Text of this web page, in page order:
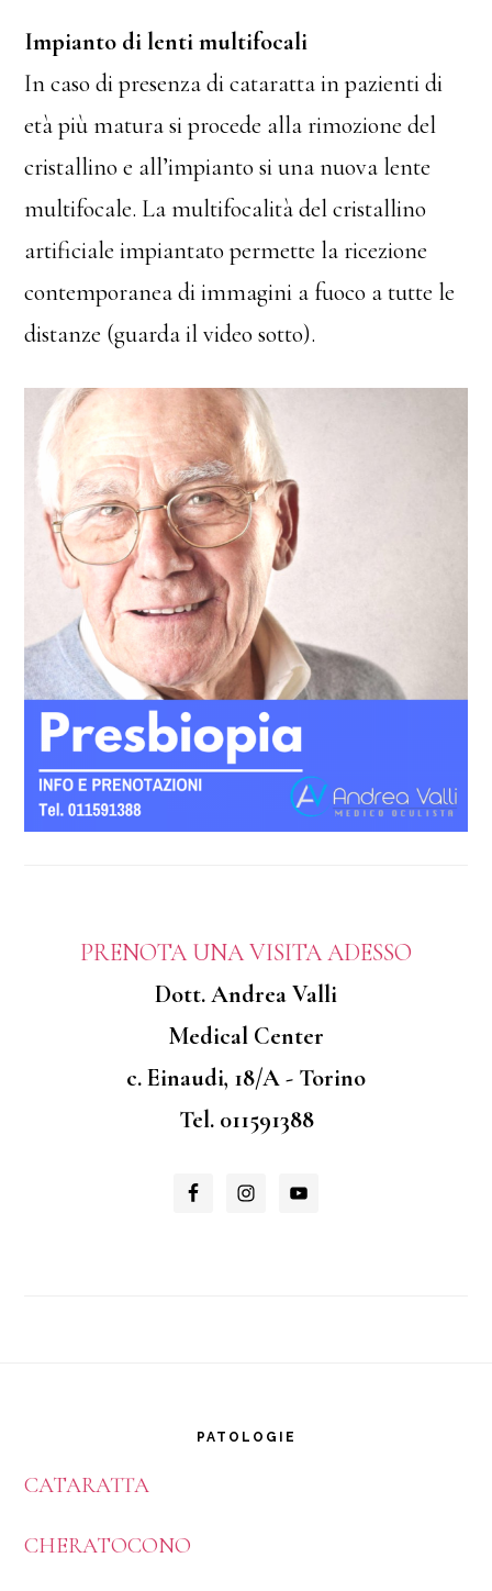
Impianto di lenti multifocali
In caso di presenza di cataratta in pazienti di
età più matura si procede alla rimozione del
cristallino e all’impianto si una nuova lente
multifocale. La multifocalità del cristallino
artificiale impiantato permette la ricezione
contemporanea di immagini a fuoco a tutte le
distanze (guarda il video sotto).
PRENOTA UNA VISITA ADESSO
Dott. Andrea Valli
Medical Center
c. Einaudi, 18/A - Torino
Tel. 011591388
PATOLOGIE
CATARATTA
CHERATOCONO